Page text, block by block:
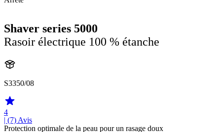
Shaver series 5000
Rasoir électrique 100 % étanche
S3350/08
4
| (7) Avis
Protection optimale de la peau pour un rasage doux